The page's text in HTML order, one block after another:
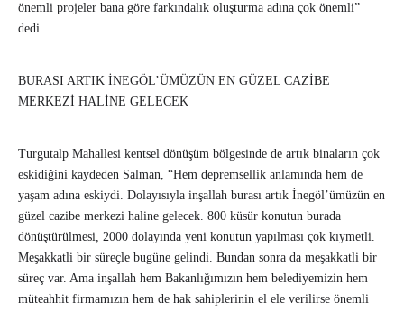
önemli projeler bana göre farkındalık oluşturma adına çok önemli”
dedi.
BURASI ARTIK İNEGÖL’ÜMÜZÜN EN GÜZEL CAZİBE
MERKEZİ HALİNE GELECEK
Turgutalp Mahallesi kentsel dönüşüm bölgesinde de artık binaların çok
eskidiğini kaydeden Salman, “Hem depremsellik anlamında hem de
yaşam adına eskiydi. Dolayısıyla inşallah burası artık İnegöl’ümüzün en
güzel cazibe merkezi haline gelecek. 800 küsür konutun burada
dönüştürülmesi, 2000 dolayında yeni konutun yapılması çok kıymetli.
Meşakkatli bir süreçle bugüne gelindi. Bundan sonra da meşakkatli bir
süreç var. Ama inşallah hem Bakanlığımızın hem belediyemizin hem
müteahhit firmamızın hem de hak sahiplerinin el ele verilirse önemli